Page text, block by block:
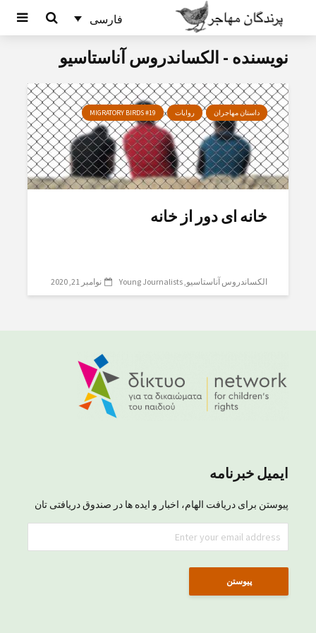
فارسی
نویسنده - الکساندروس آناستاسیو
داستان مهاجران روایات MIGRATORY BIRDS #19
خانە ای دور از خانە
الکساندروس آناستاسیو Young Journalists نوامبر 21, 2020
ایمیل خبرنامه
پیوستن برای دریافت الهام، اخبار و ایده ها در صندوق دریافتی تان